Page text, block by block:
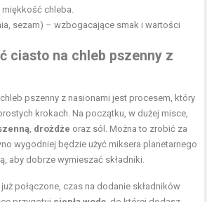
chleba.
sezam) – wzbogacające smak i wartości
ciasto na chleb pszenny z
pszenny z nasionami jest procesem, który
krokach. Na początku, w dużej misce,
drożdże oraz sól. Można to zrobić za
wygodniej będzie użyć miksera planetarnego
aby dobrze wymieszać składniki.
połączone, czas na dodanie składników